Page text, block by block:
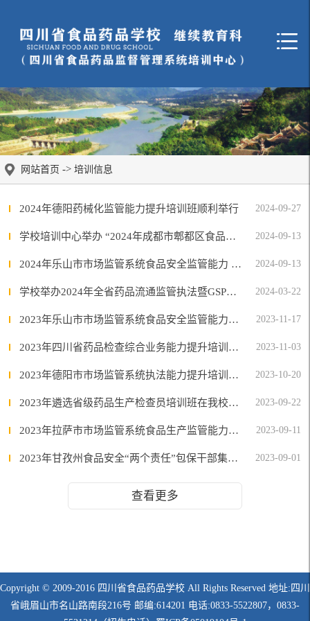
网站首页 -> 培训信息
2024年德阳药械化监管能力提升培训班顺利举行 2024-09-27
学校培训中心举办 “2024年成都市郫都区食品安全监管暨“两个责任”综合能力提升培训班” 2024-09-13
2024年乐山市市场监管系统食品安全监管能力 提升培训班顺利举行 2024-09-13
学校举办2024年全省药品流通监管执法暨GSP检查员能力提升培训 2024-03-22
2023年乐山市市场监管系统食品安全监管能力提升培训班顺利举行 2023-11-17
2023年四川省药品检查综合业务能力提升培训班在校举行 2023-11-03
2023年德阳市市场监管系统执法能力提升培训班顺利举办 2023-10-20
2023年遴选省级药品生产检查员培训班在我校举行 2023-09-22
2023年拉萨市市场监管系统食品生产监管能力提升培训班圆满完成 2023-09-11
2023年甘孜州食品安全“两个责任”包保干部集中培训班在我校举行 2023-09-01
查看更多
Copyright © 2009-2016 四川省食品药品学校 All Rights Reserved 地址:四川
省峨眉山市名山路南段216号 邮编:614201 电话:0833-5522807，0833-